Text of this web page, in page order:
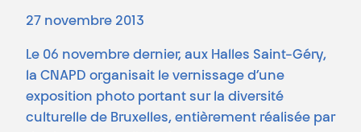
27 novembre 2013
Le 06 novembre dernier, aux Halles Saint-Géry,
la CNAPD organisait le vernissage d’une
exposition photo portant sur la diversité
culturelle de Bruxelles, entièrement réalisée par